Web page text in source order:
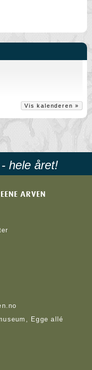
Vis kalenderen »
hele året!
ARVEN
Egge allé